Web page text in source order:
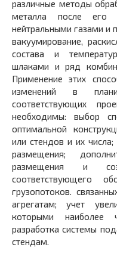
различные методы
металла после его
нейтральными газами и
вакуумирование,
состава и
шлаками и ряд
Применение этих
изменений в
соответствующих
необходимы: выбор
оптимальной
или стендов и их
размещения;
размещения и
соответствующего
грузопотоков.
агрегатам; учет
которыми наиболее
разработка системы
стендам.